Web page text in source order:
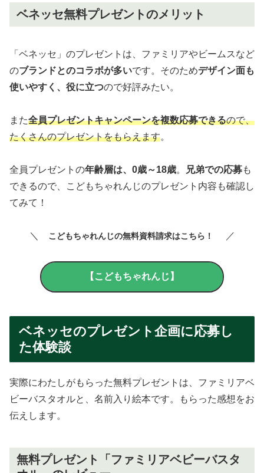
ベネッセ無料プレゼントのメリット
「ベネッセ」のプレゼントは、ファミリアやビームスなど
のブランドとのコラボが多いです。そのためデザイン面も
使いやすく、役に立つので好評みたい。
また全員プレゼントキャンペーンを複数応募できるので、
たくさんのプレゼントをもらえます。
全員プレゼントの年齢層は、0歳～18歳。 兄弟での応募も
できるので、こどもちゃれんじのプレゼント内容も確認し
てみて！
＼ こどもちゃれんじの無料資料請求はこちら！ ／
【こどもちゃれんじ】
ベネッセのプレゼント企画に応募し
た体験談
実際にわたしがもらった無料プレゼントは、ファミリアベ
ビーバスタオルと、名前入り絵本です。もらった感想をお
伝えします。
無料プレゼント「ファミリアベビーバスタ